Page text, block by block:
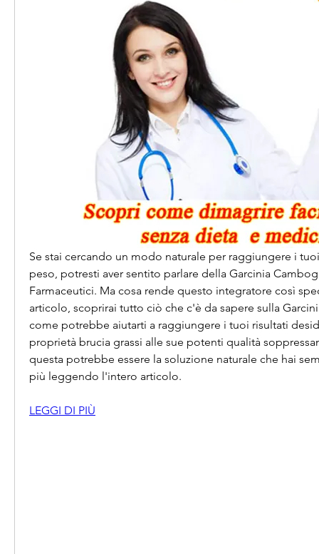
Se stai cercando un modo naturale per raggiungere i
peso, potresti aver sentito parlare della Garcinia
Farmaceutici. Ma cosa rende questo integratore così
articolo, scoprirai tutto ciò che c'è da sapere sulla
come potrebbe aiutarti a raggiungere i tuoi risultati
proprietà brucia grassi alle sue potenti qualità
questa potrebbe essere la soluzione naturale che hai
più leggendo l'intero articolo.
LEGGI DI PIÙ